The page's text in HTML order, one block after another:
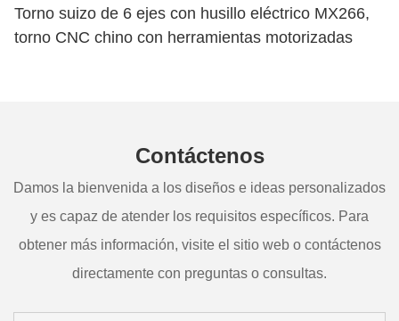
Torno suizo de 6 ejes con husillo eléctrico MX266,
torno CNC chino con herramientas motorizadas
Contáctenos
Damos la bienvenida a los diseños e ideas personalizados
y es capaz de atender los requisitos específicos. Para
obtener más información, visite el sitio web o contáctenos
directamente con preguntas o consultas.